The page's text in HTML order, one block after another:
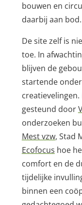
bouwen en
daarbij aan bod.
De site zelf is
toe. In
blijven de
startende
gesteund door
onderzoeken
Mest vzw, Stad
Ecofocus hoe
comfort en de
tijdelijke
binnen een